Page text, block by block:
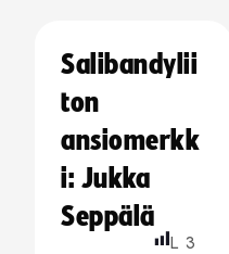
Salibandylii
ton
ansiomerkk
i: Jukka
Seppälä
L 3